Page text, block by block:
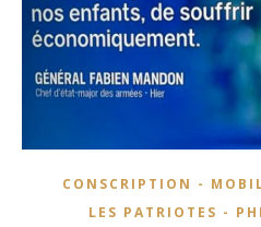
CONSCRIPTION -
LES PATRIOTES -